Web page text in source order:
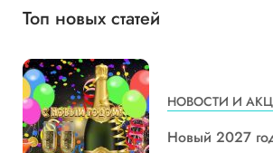
Топ новых статей
НОВОСТИ И
Новый 2027